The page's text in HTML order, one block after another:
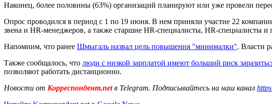
Наконец, более половины (63%) организаций планируют или уже провели
Опрос проводился в период с 1 по 19 июня. В нем приняли участие 22
звена и HR-менеджеров, а также старшие HR-специалисты, HR-специалисты
Напомним, что ранее Шмыгаль назвал цель повышения "минималки". Власти
Также сообщалось, что люди с низкой зарплатой имеют больший риск
позволяют работать дистанционно.
Новости от Корреспондент.netв Telegram. Подписывайтесь на наш канал